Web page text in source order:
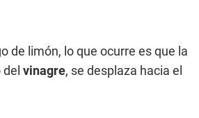
de limón, lo que ocurre es que la
vinagre, se desplaza hacia el